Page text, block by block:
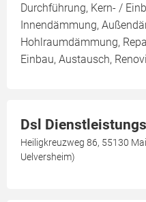
Durchführung, Kern- /
Innendämmung,
Hohlraumdämmung,
Einbau, Austausch,
Dsl
Heiligkreuzweg 86, 55130
Uelversheim)